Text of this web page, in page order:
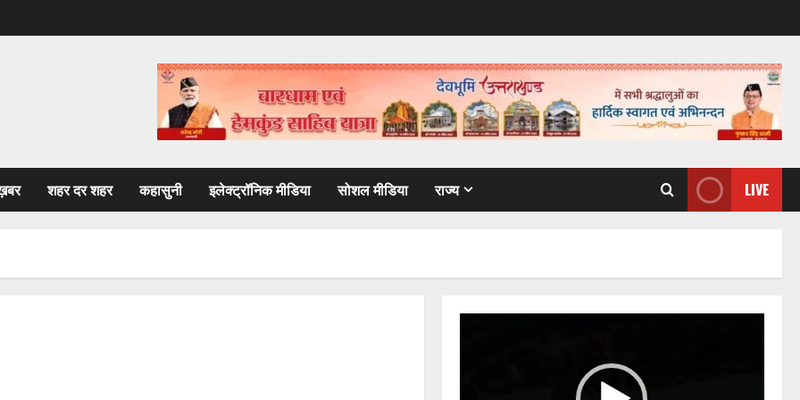
शहर दर शहर कहासुनी इलेक्ट्रॉनिक मीडिया सोशल मीडिया राज्य LIVE